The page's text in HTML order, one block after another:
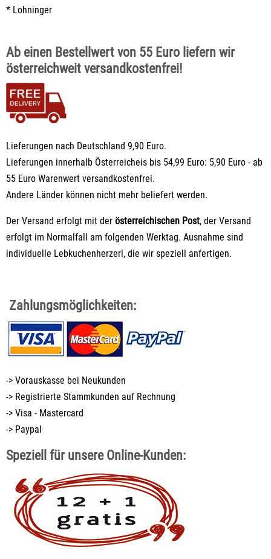
* Lohninger
Ab einen Bestellwert von 55 Euro liefern wir
österreichweit versandkostenfrei!
Lieferungen nach Deutschland 9,90 Euro.
Lieferungen innerhalb Österreicheis bis 54,99 Euro: 5,90 Euro - ab
55 Euro Warenwert versandkostenfrei.
Andere Länder können nicht mehr beliefert werden.
Der Versand erfolgt mit der österreichischen Post, der Versand
erfolgt im Normalfall am folgenden Werktag. Ausnahme sind
individuelle Lebkuchenherzerl, die wir speziell anfertigen.
Zahlungsmöglichkeiten:
-> Vorauskasse bei Neukunden
-> Registrierte Stammkunden auf Rechnung
-> Visa - Mastercard
-> Paypal
Speziell für unsere Online-Kunden: